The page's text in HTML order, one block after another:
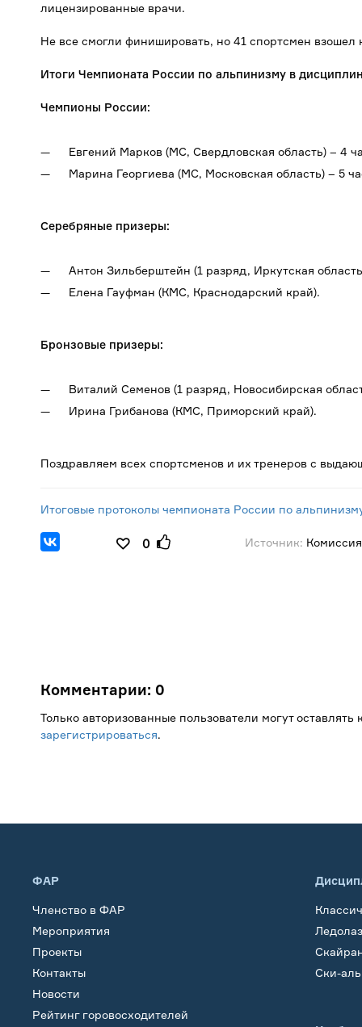
лицензированные врачи.
Не все смогли финишировать, но 41 спортсмен
Итоги Чемпионата России по альпинизму в
Чемпионы России:
Евгений Марков (МС, Свердловская область) – 4
Марина Георгиева (МС, Московская область) – 5
Серебряные призеры:
Антон Зильберштейн (1 разряд, Иркутская
Елена Гауфман (КМС, Краснодарский край).
Бронзовые призеры:
Виталий Семенов (1 разряд, Новосибирская
Ирина Грибанова (КМС, Приморский край).
Поздравляем всех спортсменов и их тренеров с
Итоговые протоколы чемпионата России по
0 Источник:
Комментарии: 0
Только авторизованные пользователи могут
зарегистрироваться.
ФАР
Членство в ФАР
Мероприятия
Проекты
Контакты
Новости
Рейтинг горовосходителей
Ски-